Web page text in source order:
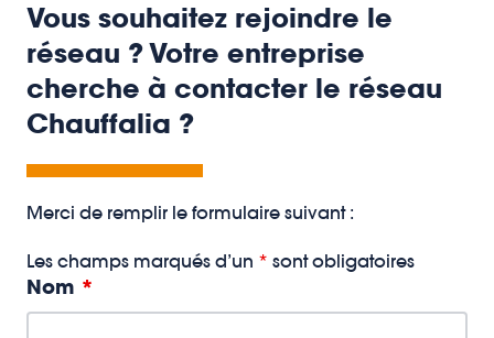
Vous souhaitez rejoindre le
réseau ? Votre entreprise
cherche à contacter le réseau
Chauffalia ?
Merci de remplir le formulaire suivant :
Les champs marqués d’un * sont obligatoires
Nom *